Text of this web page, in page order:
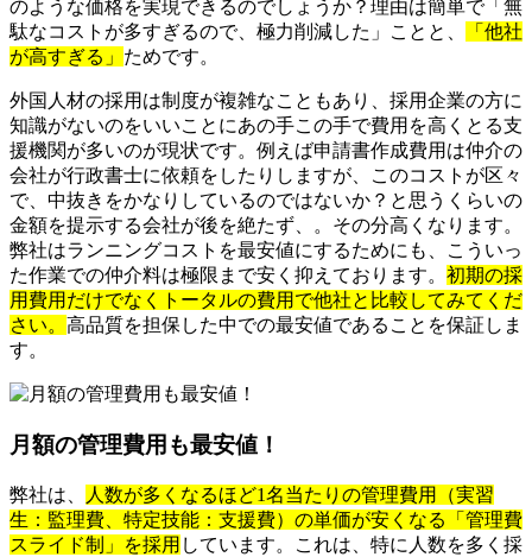
のような価格を実現できるのでしょうか？理由は簡単で「無
駄なコストが多すぎるので、極力削減した」ことと、
「他社
が高すぎる」 ためです。
外国人材の採用は制度が複雑なこともあり、採用企業の方に
知識がないのをいいことにあの手この手で費用を高くとる支
援機関が多いのが現状です。例えば申請書作成費用は仲介の
会社が行政書士に依頼をしたりしますが、このコストが区々
で、中抜きをかなりしているのではないか？と思うくらいの
金額を提示する会社が後を絶たず、。その分高くなります。
弊社はランニングコストを最安値にするためにも、こういっ
た作業での仲介料は極限まで安く抑えております。 初期の採
用費用だけでなくトータルの費用で他社と比較してみてくだ
さい。 高品質を担保した中での最安値であることを保証しま
す。
月額の管理費用も最安値！
弊社は、
人数が多くなるほど1名当たりの管理費用（実習
生：監理費、特定技能：支援費）の単価が安くなる「管理費
スライド制」を採用 しています。これは、特に人数を多く採